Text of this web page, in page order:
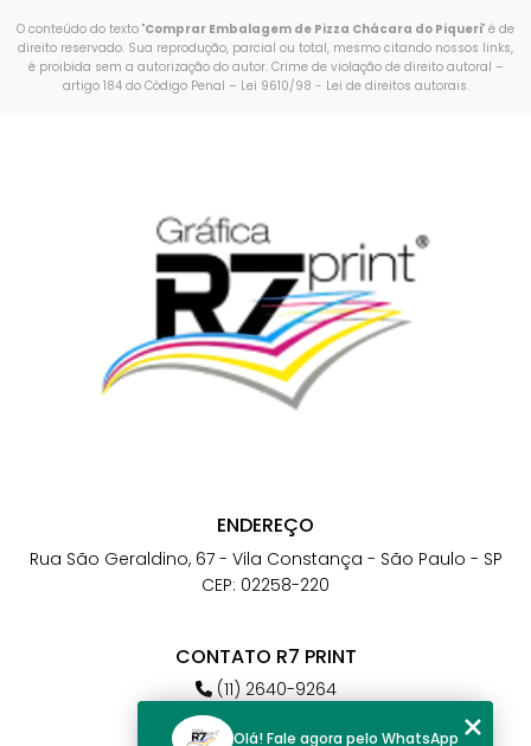
O conteúdo do texto "Comprar Embalagem de Pizza Chácara do Piqueri" é de
direito reservado. Sua reprodução, parcial ou total, mesmo citando nossos links,
é proibida sem a autorização do autor. Crime de violação de direito autoral –
artigo 184 do Código Penal – Lei 9610/98 - Lei de direitos autorais.
ENDEREÇO
Rua São Geraldino, 67 - Vila Constança - São Paulo - SP
CEP: 02258-220
CONTATO R7 PRINT
(11) 2640-9264
(11) 98784-6664
Olá! Fale agora pelo WhatsApp